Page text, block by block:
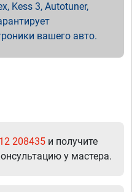
Kess 3, Autotuner,
вашего авто.
208435 и получите
у мастера.